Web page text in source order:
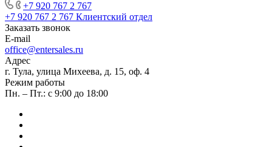
+7 920 767 2 767
+7 920 767 2 767 Клиентский отдел
Заказать звонок
E-mail
office@entersales.ru
Адрес
г. Тула, улица Михеева, д. 15, оф. 4
Режим работы
Пн. – Пт.: с 9:00 до 18:00